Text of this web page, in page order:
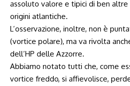
assoluto valore e tipici di ben
origini atlantiche.
L’osservazione, inoltre, non è
(vortice polare), ma va rivolta
dell’HP delle Azzorre.
Abbiamo notato tutti che, come
vortice freddo, si affievolisce,